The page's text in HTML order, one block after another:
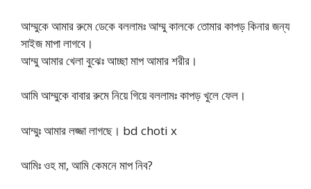
আম্মুকে আমার রুমে ডেকে বললামঃ আম্মু কালকে তোমার কাপড় কিনার জন্য
সাইজ মাপা লাগবে।
আম্মু আমার খেলা বুঝেঃ আচ্ছা মাপ আমার শরীর।
আমি আম্মুকে বাবার রুমে নিয়ে গিয়ে বললামঃ কাপড় খুলে ফেল।
আম্মুঃ আমার লজ্জা লাগছে। bd choti x
আমিঃ ওহ মা, আমি কেমনে মাপ নিব?